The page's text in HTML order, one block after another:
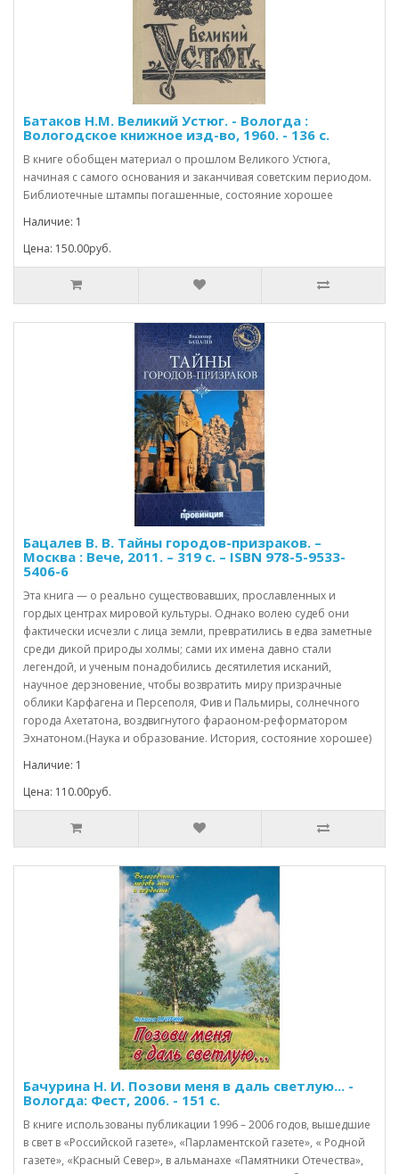
Батаков Н.М. Великий Устюг. - Вологда :
Вологодское книжное изд-во, 1960. - 136 с.
В книге обобщен материал о прошлом Великого Устюга,
начиная с самого основания и заканчивая советским периодом.
Библиотечные штампы погашенные, состояние хорошее
Наличие: 1
Цена: 150.00руб.
Бацалев В. В. Тайны городов-призраков. –
Москва : Вече, 2011. – 319 с. – ISBN 978-5-9533-
5406-6
Эта книга — о реально существовавших, прославленных и
гордых центрах мировой культуры. Однако волею судеб они
фактически исчезли с лица земли, превратились в едва заметные
среди дикой природы холмы; сами их имена давно стали
легендой, и ученым понадобились десятилетия исканий,
научное дерзновение, чтобы возвратить миру призрачные
облики Карфагена и Персеполя, Фив и Пальмиры, солнечного
города Ахетатона, воздвигнутого фараоном-реформатором
Эхнатоном.(Наука и образование. История, состояние хорошее)
Наличие: 1
Цена: 110.00руб.
Бачурина Н. И. Позови меня в даль светлую... -
Вологда: Фест, 2006. - 151 с.
В книге использованы публикации 1996 – 2006 годов, вышедшие
в свет в «Российской газете», «Парламентской газете», « Родной
газете», «Красный Север», в альманахе «Памятники Отечества»,